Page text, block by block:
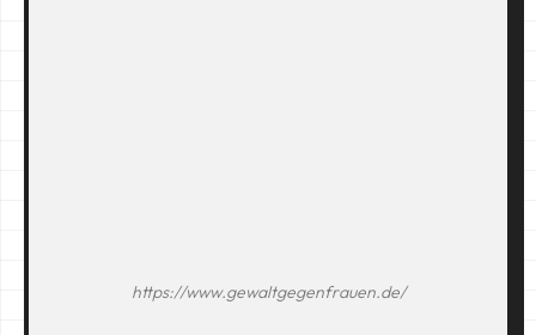
https://www.gewaltgegenfrauen.de/